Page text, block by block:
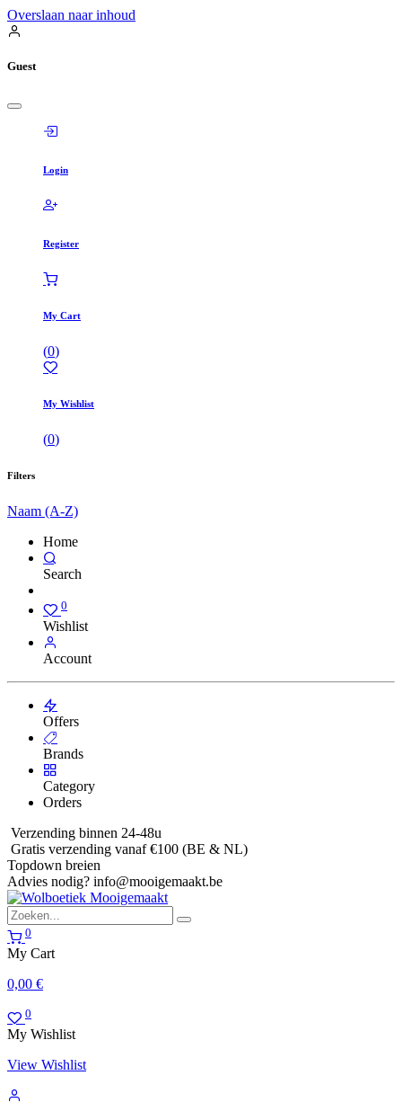
Overslaan naar inhoud
Guest
Login
Register
My Cart
(0)
My Wishlist
(0)
Filters
Naam (A-Z)
Home
Search
0
Wishlist
Account
Offers
Brands
Category
Orders
Verzending binnen 24-48u
Gratis verzending vanaf €100 (BE & NL)
Topdown breien
Advies nodig? info@mooigemaakt.be
0
My Cart
0,00 €
0
My Wishlist
View Wishlist